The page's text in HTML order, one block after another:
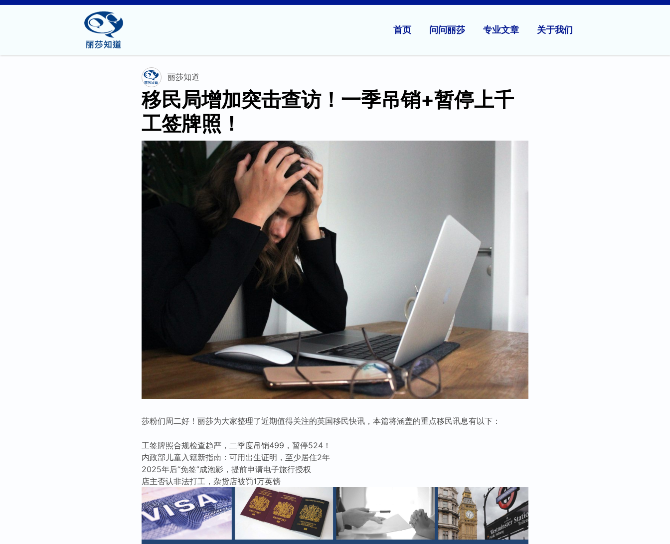
首页 问问丽莎 专业文章 关于我们
丽莎知道
移民局增加突击查访！一季吊销+暂停上千
工签牌照！
莎粉们周二好！丽莎为大家整理了近期值得关注的英国移民快讯，本篇将涵盖的重点移民讯息有以下：
工签牌照合规检查趋严，二季度吊销499，暂停524！
内政部儿童入籍新指南：可用出生证明，至少居住2年
2025年后“免签”成泡影，提前申请电子旅行授权
店主否认非法打工，杂货店被罚1万英镑